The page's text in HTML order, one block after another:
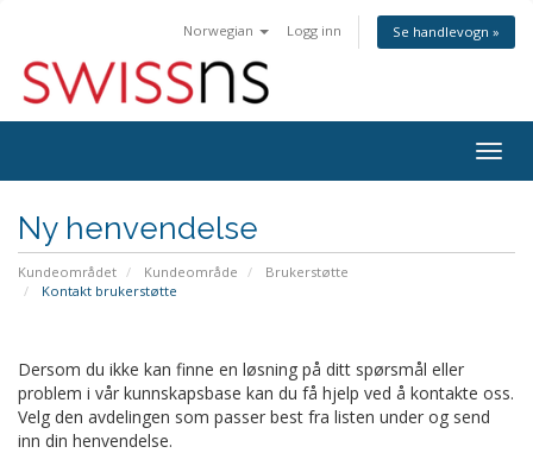
Norwegian Logg inn Se handlevogn »
Bytt
Ny henvendelse
Kundeområdet Kundeområde
Brukerstøtte
Kontakt brukerstøtte
Dersom du ikke kan finne en løsning på ditt spørsmål eller
problem i vår kunnskapsbase kan du få hjelp ved å kontakte oss.
Velg den avdelingen som passer best fra listen under og send
inn din henvendelse.